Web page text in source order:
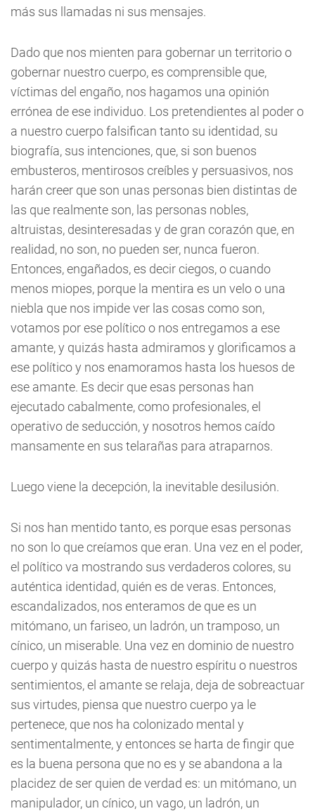
más sus llamadas ni sus mensajes.
Dado que nos mienten para gobernar un territorio o
gobernar nuestro cuerpo, es comprensible que,
víctimas del engaño, nos hagamos una opinión
errónea de ese individuo. Los pretendientes al poder o
a nuestro cuerpo falsifican tanto su identidad, su
biografía, sus intenciones, que, si son buenos
embusteros, mentirosos creíbles y persuasivos, nos
harán creer que son unas personas bien distintas de
las que realmente son, las personas nobles,
altruistas, desinteresadas y de gran corazón que, en
realidad, no son, no pueden ser, nunca fueron.
Entonces, engañados, es decir ciegos, o cuando
menos miopes, porque la mentira es un velo o una
niebla que nos impide ver las cosas como son,
votamos por ese político o nos entregamos a ese
amante, y quizás hasta admiramos y glorificamos a
ese político y nos enamoramos hasta los huesos de
ese amante. Es decir que esas personas han
ejecutado cabalmente, como profesionales, el
operativo de seducción, y nosotros hemos caído
mansamente en sus telarañas para atraparnos.
Luego viene la decepción, la inevitable desilusión.
Si nos han mentido tanto, es porque esas personas
no son lo que creíamos que eran. Una vez en el poder,
el político va mostrando sus verdaderos colores, su
auténtica identidad, quién es de veras. Entonces,
escandalizados, nos enteramos de que es un
mitómano, un fariseo, un ladrón, un tramposo, un
cínico, un miserable. Una vez en dominio de nuestro
cuerpo y quizás hasta de nuestro espíritu o nuestros
sentimientos, el amante se relaja, deja de sobreactuar
sus virtudes, piensa que nuestro cuerpo ya le
pertenece, que nos ha colonizado mental y
sentimentalmente, y entonces se harta de fingir que
es la buena persona que no es y se abandona a la
placidez de ser quien de verdad es: un mitómano, un
manipulador, un cínico, un vago, un ladrón, un